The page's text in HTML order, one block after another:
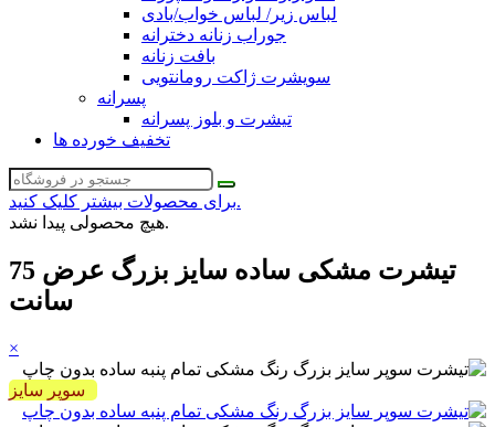
لباس زیر/ لباس خواب/بادی
جوراب زنانه دخترانه
بافت زنانه
سویشرت ژاکت رومانتویی
پسرانه
تیشرت و بلوز پسرانه
تخفیف خورده ها
برای محصولات بیشتر کلیک کنید.
هیچ محصولی پیدا نشد.
تیشرت مشکی ساده سایز بزرگ عرض 75
سانت
×
سوپر سایز